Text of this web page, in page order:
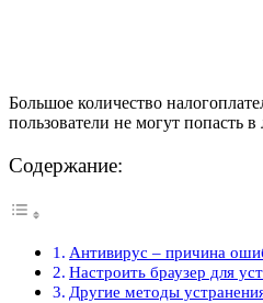
Большое количество
пользователи не могут попасть
Содержание:
Антивирус – причина
Настроить браузер для
Другие методы